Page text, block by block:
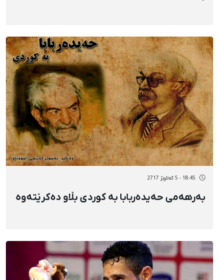
18:45 - 5 گەلاوێژ 2717
بەرهەمی حەیدەربابا بە کوردی بڵاو دەکرێتەوە